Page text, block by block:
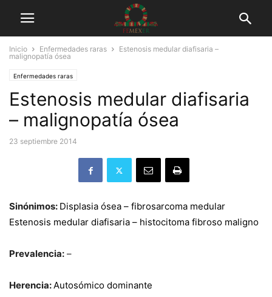
Inicio Enfermedades raras
Estenosis medular diafisaria –
malignopatía ósea
Enfermedades raras
Estenosis medular diafisaria
– malignopatía ósea
23 septiembre 2014
Sinónimos: Displasia ósea – fibrosarcoma medular
Estenosis medular diafisaria – histocitoma fibroso maligno
Prevalencia: –
Herencia:Autosómico dominante